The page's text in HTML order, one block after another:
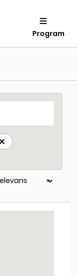
Program